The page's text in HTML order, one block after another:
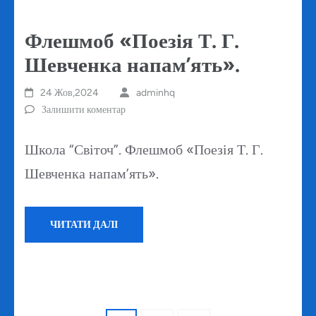
Флешмоб «Поезія Т. Г.
Шевченка напам’ять».
24 Жов,2024
adminhq
Залишити коментар
Школа “Світоч”. Флешмоб «Поезія Т. Г.
Шевченка напам’ять».
ЧИТАТИ ДАЛІ